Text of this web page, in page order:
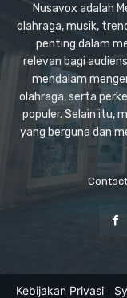
Nusavox adalah
olahraga, musik,
penting dalam
relevan bagi
mendalam
olahraga, serta
populer. Selain itu,
yang berguna dan
Kebijakan Privasi